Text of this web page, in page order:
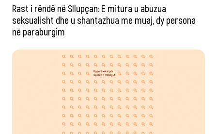
Rast i rëndë në Sllupçan: E mitura u abuzua
seksualisht dhe u shantazhua me muaj, dy persona
në paraburgim